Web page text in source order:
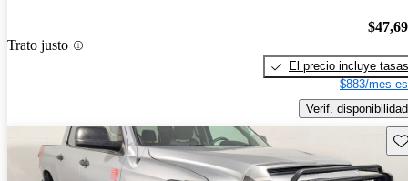
Trato justo
El precio incluye tasas
$883/mes
Verif. disponibilidad